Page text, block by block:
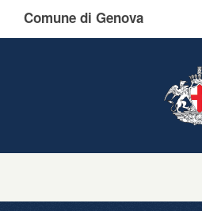
Comune di Genova